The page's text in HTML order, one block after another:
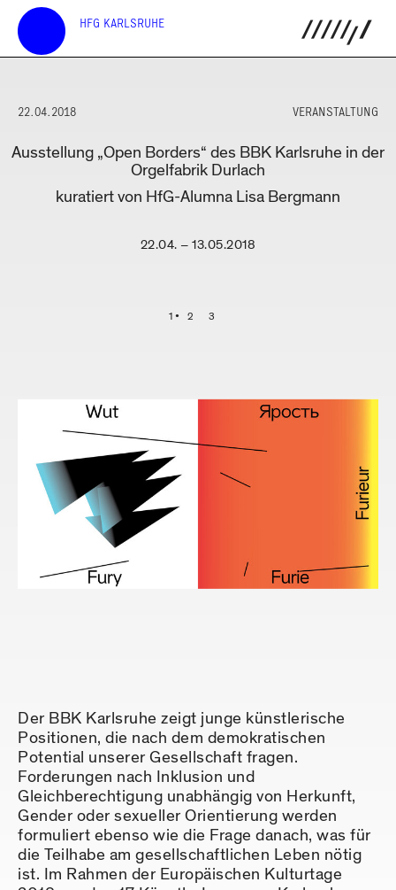
HFG KARLSRUHE
22.04.2018 VERANSTALTUNG
Ausstellung „Open Borders“ des BBK Karlsruhe in der
Orgelfabrik Durlach
kuratiert von HfG-Alumna Lisa Bergmann
22.04. – 13.05.2018
1 2 3
Der BBK Karlsruhe zeigt junge künstlerische
Positionen, die nach dem demokratischen
Potential unserer Gesellschaft fragen.
Forderungen nach Inklusion und
Gleichberechtigung unabhängig von Herkunft,
Gender oder sexueller Orientierung werden
formuliert ebenso wie die Frage danach, was für
die Teilhabe am gesellschaftlichen Leben nötig
ist. Im Rahmen der Europäischen Kulturtage